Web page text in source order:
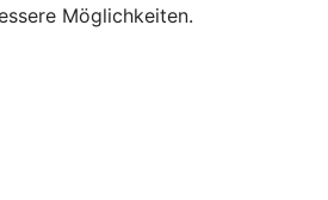
Möglichkeiten.